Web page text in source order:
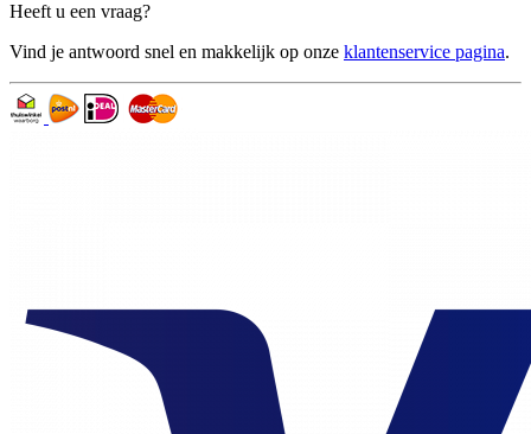
Heeft u een vraag?
Vind je antwoord snel en makkelijk op onze klantenservice pagina.